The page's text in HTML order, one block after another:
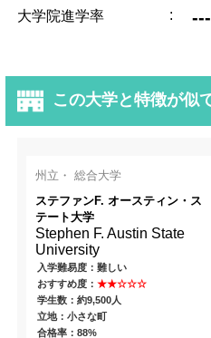
大学院進学率 : ---
この大学と特徴が似
州立・ 総合大学
ステファンF. オースティン・ス
テート大学
Stephen F. Austin State
University
入学難易度：難しい
おすすめ度：★★☆☆☆
学生数：約9,500人
立地：小さな町
合格率：88%